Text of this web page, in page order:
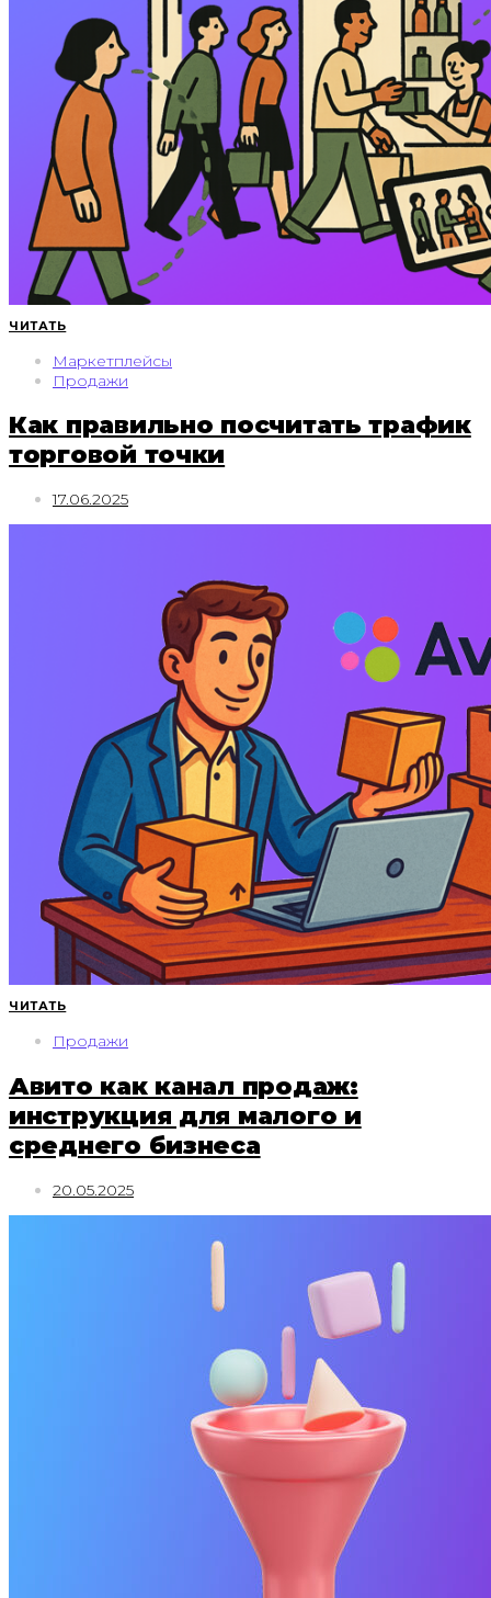
ЧИТАТЬ
Маркетплейсы
Продажи
Как правильно посчитать трафик
торговой точки
17.06.2025
ЧИТАТЬ
Продажи
Авито как канал продаж:
инструкция для малого и
среднего бизнеса
20.05.2025